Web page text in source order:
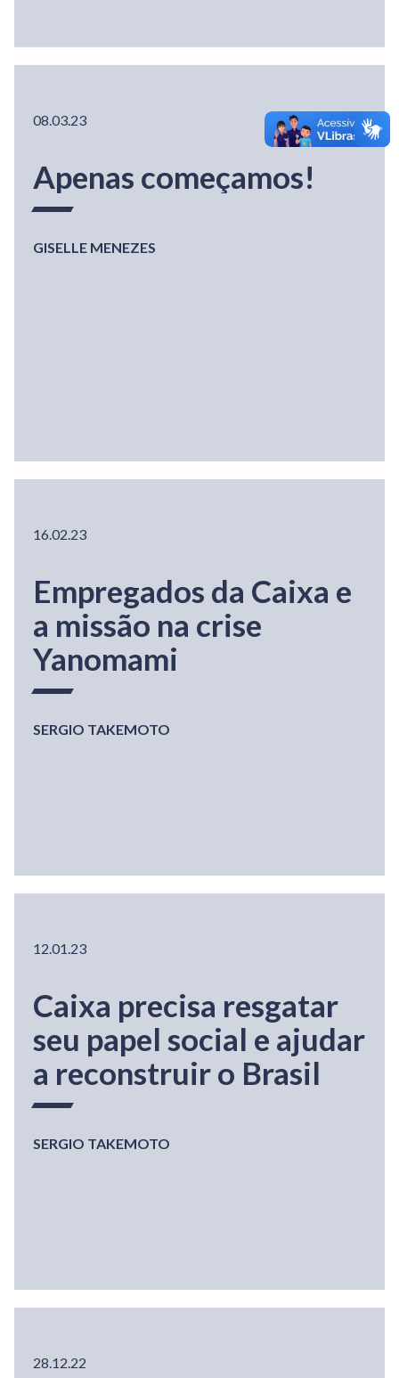
08.03.23
Apenas começamos!
GISELLE MENEZES
16.02.23
Empregados da Caixa e
a missão na crise
Yanomami
SERGIO TAKEMOTO
12.01.23
Caixa precisa resgatar
seu papel social e ajudar
a reconstruir o Brasil
SERGIO TAKEMOTO
28.12.22